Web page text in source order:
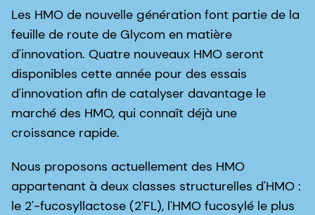
Les HMO de nouvelle génération font partie de la
feuille de route de Glycom en matière
d'innovation. Quatre nouveaux HMO seront
disponibles cette année pour des essais
d'innovation afin de catalyser davantage le
marché des HMO, qui connaît déjà une
croissance rapide.
Nous proposons actuellement des HMO
appartenant à deux classes structurelles d'HMO :
le 2'-fucosyllactose (2'FL), l'HMO fucosylé le plus